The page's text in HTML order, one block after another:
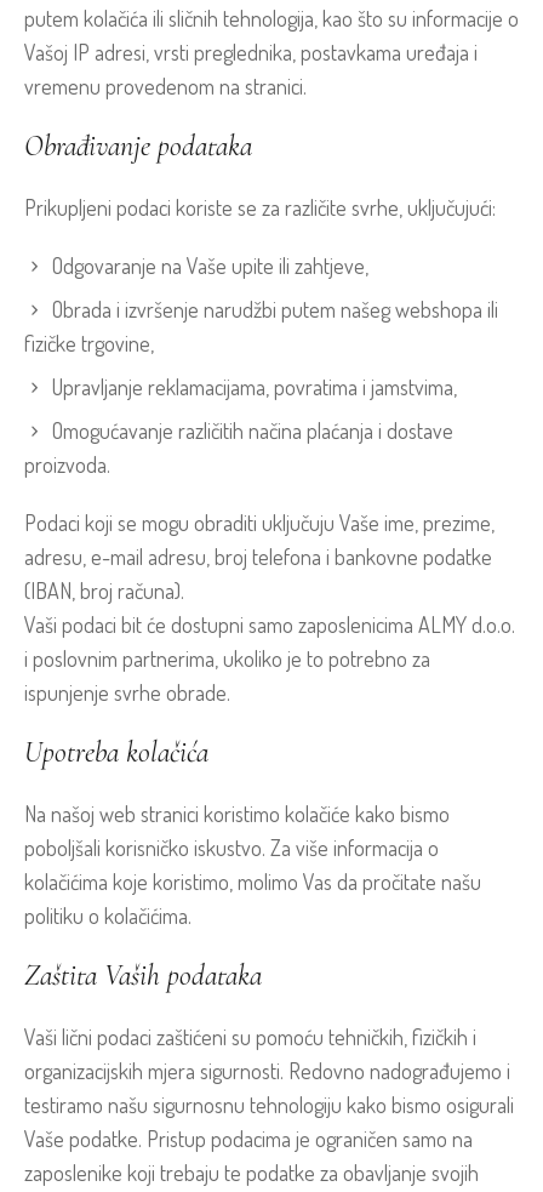
putem kolačića ili sličnih tehnologija, kao što su informacije o
Vašoj IP adresi, vrsti preglednika, postavkama uređaja i
vremenu provedenom na stranici.
Obrađivanje podataka
Prikupljeni podaci koriste se za različite svrhe, uključujući:
Odgovaranje na Vaše upite ili zahtjeve,
Obrada i izvršenje narudžbi putem našeg webshopa ili
fizičke trgovine,
Upravljanje reklamacijama, povratima i jamstvima,
Omogućavanje različitih načina plaćanja i dostave
proizvoda.
Podaci koji se mogu obraditi uključuju Vaše ime, prezime,
adresu, e-mail adresu, broj telefona i bankovne podatke
(IBAN, broj računa).
Vaši podaci bit će dostupni samo zaposlenicima ALMY d.o.o.
i poslovnim partnerima, ukoliko je to potrebno za
ispunjenje svrhe obrade.
Upotreba kolačića
Na našoj web stranici koristimo kolačiće kako bismo
poboljšali korisničko iskustvo. Za više informacija o
kolačićima koje koristimo, molimo Vas da pročitate našu
politiku o kolačićima.
Zaštita Vaših podataka
Vaši lični podaci zaštićeni su pomoću tehničkih, fizičkih i
organizacijskih mjera sigurnosti. Redovno nadograđujemo i
testiramo našu sigurnosnu tehnologiju kako bismo osigurali
Vaše podatke. Pristup podacima je ograničen samo na
zaposlenike koji trebaju te podatke za obavljanje svojih